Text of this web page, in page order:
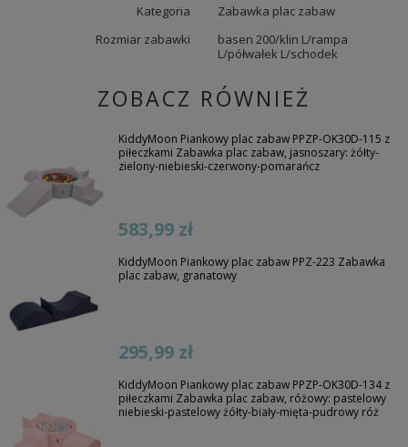
Kategoria
Zabawka plac zabaw
Rozmiar zabawki
basen 200/klin L/rampa
L/półwałek L/schodek
ZOBACZ RÓWNIEŻ
KiddyMoon Piankowy plac zabaw PPZP-OK30D-115 z
piłeczkami Zabawka plac zabaw, jasnoszary: żółty-
zielony-niebieski-czerwony-pomarańcz
583,99 zł
KiddyMoon Piankowy plac zabaw PPZ-223 Zabawka
plac zabaw, granatowy
295,99 zł
KiddyMoon Piankowy plac zabaw PPZP-OK30D-134 z
piłeczkami Zabawka plac zabaw, różowy: pastelowy
niebieski-pastelowy żółty-biały-mięta-pudrowy róż